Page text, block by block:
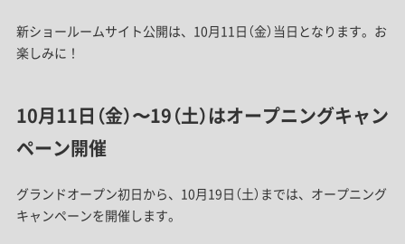
新ショールームサイト公開は、10月11日（金）当日となります。お
楽しみに！
10月11日（金）〜19（土）はオープニングキャン
ペーン開催
グランドオープン初日から、10月19日（土）までは、オープニング
キャンペーンを開催します。